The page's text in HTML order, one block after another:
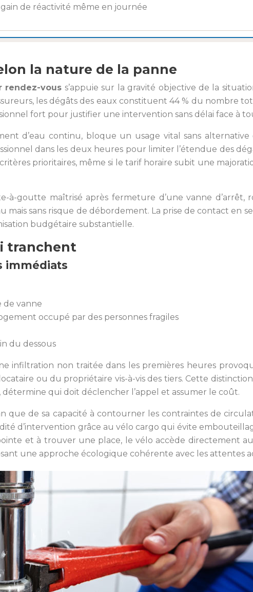
de réactivité même en journée
la nature de la panne
rendez-vous s’appuie sur la gravité objective de la
les dégâts des eaux constituent 44 % du nombre
fort pour justifier une intervention sans délai face à
d’eau continu, bloque un usage vital sans
dans les deux heures pour limiter l’étendue des
prioritaires, même si le tarif horaire subit une
à-goutte maîtrisé après fermeture d’une vanne
mais sans risque de débordement. La prise de contact en
budgétaire substantielle.
tranchent
immédiats
de vanne
occupé par des personnes fragiles
du dessous
infiltration non traitée dans les premières heures
ou du propriétaire vis-à-vis des tiers. Cette
, détermine qui doit déclencher l’appel et assumer le coût.
que de sa capacité à contourner les contraintes de
d’intervention grâce au vélo cargo qui évite
et à trouver une place, le vélo accède directement
une approche écologique cohérente avec les attentes